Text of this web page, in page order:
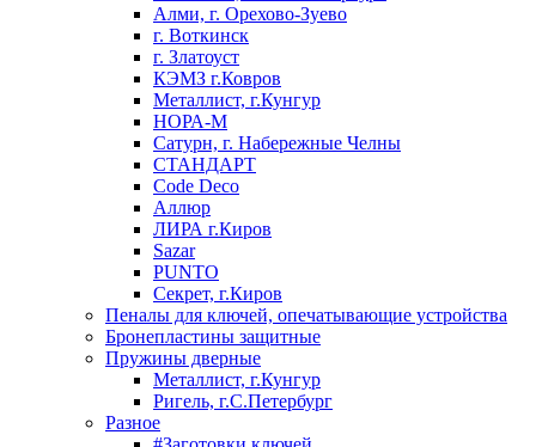
Алми, г. Орехово-Зуево
г. Воткинск
г. Златоуст
КЭМЗ г.Ковров
Металлист, г.Кунгур
НОРА-М
Сатурн, г. Набережные Челны
СТАНДАРТ
Code Deco
Аллюр
ЛИРА г.Киров
Sazar
PUNTO
Секрет, г.Киров
Пеналы для ключей, опечатывающие устройства
Бронепластины защитные
Пружины дверные
Металлист, г.Кунгур
Ригель, г.С.Петербург
Разное